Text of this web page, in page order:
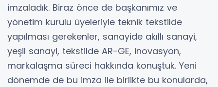
imzaladık. Biraz önce de başkanımız ve
yönetim kurulu üyeleriyle teknik tekstilde
yapılması gerekenler, sanayide akıllı sanayi,
yeşil sanayi, tekstilde AR-GE, inovasyon,
markalaşma süreci hakkında konuştuk. Yeni
dönemde de bu imza ile birlikte bu konularda,